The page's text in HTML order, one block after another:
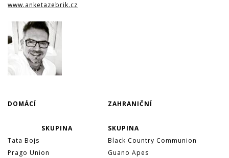
www.anketazebrik.cz
DOMÁCÍ ZAHRANIČNÍ
SKUPINA
SKUPINA
Tata Bojs
Black Country Communion
Prago Union
Guano Apes